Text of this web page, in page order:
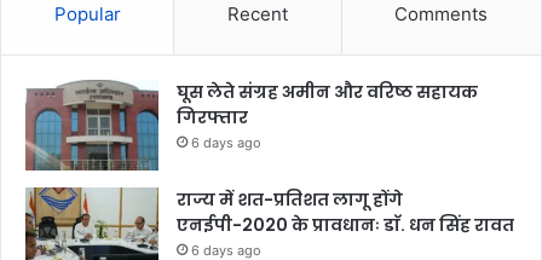
Popular Recent Comments
घूस लेते संग्रह अमीन और वरिष्ठ सहायक
गिरफ्तार
6 days ago
राज्य में शत-प्रतिशत लागू होंगे
एनईपी-2020 के प्रावधानः डाॅ. धन सिंह रावत
6 days ago